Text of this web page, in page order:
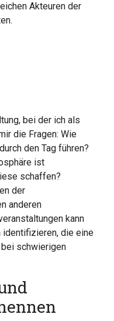
Akteuren der
bei der ich als
die Fragen: Wie
den Tag führen?
ist
schaffen?
der
anderen
kann
identifizieren, die eine
schwierigen